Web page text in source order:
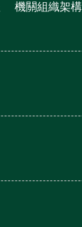
機關組織架構